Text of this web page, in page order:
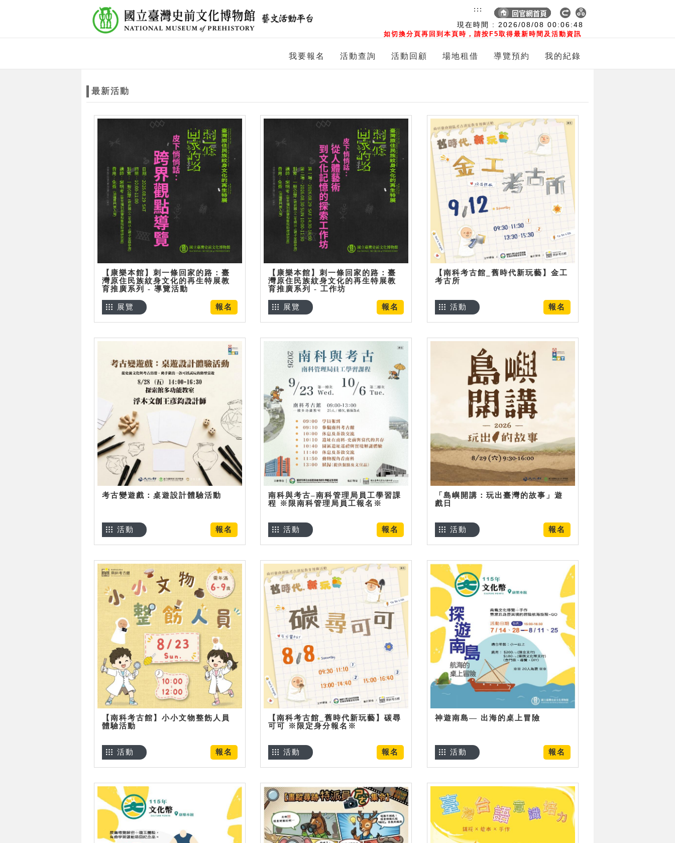
現在時間 : 2026/08/08 00:06:50
如切換分頁再回到本頁時，請按F5取得最新時間及活動資訊
:::
我要報名 活動查詢 活動回顧 場地租借 導覽預約 我的紀錄
最新活動
【康樂本館】刺一條回家的路：臺
灣原住民族紋身文化的再生特展教
育推廣系列 - 導覽活動
報名
展覽
【康樂本館】刺一條回家的路：臺
灣原住民族紋身文化的再生特展教
育推廣系列 - 工作坊
報名
展覽
【南科考古館_舊時代新玩藝】金工
考古所
報名
活動
考古變遊戲：桌遊設計體驗活動
報名
活動
南科與考古–南科管理局員工學習課
程 ※限南科管理局員工報名※
報名
活動
「島嶼開講：玩出臺灣的故事」遊
戲日
報名
活動
【南科考古館】小小文物整飭人員
體驗活動
報名
活動
【南科考古館_舊時代新玩藝】碳尋
可可 ※限定身分報名※
報名
活動
神遊南島— 出海的桌上冒險
報名
活動